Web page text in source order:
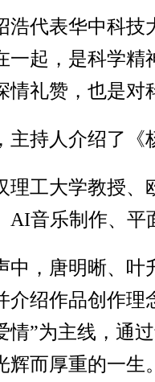
浩代表华中科
一起，是科学
情礼赞，也是对
主持人介绍了《
理工大学教授、
AI音乐制作、
中，唐明晰、叶
介绍作品创作理
情”为主线，通
辉而厚重的一